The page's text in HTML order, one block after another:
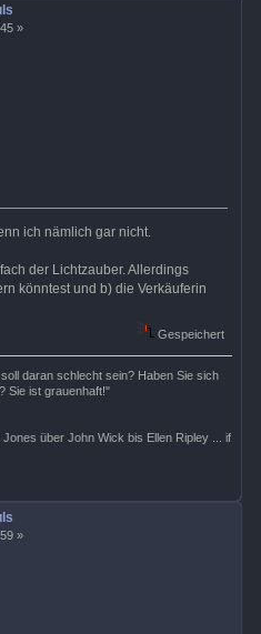
»
ich nämlich gar nicht.
der Lichtzauber. Allerdings
könntest und b) die Verkäuferin
Gespeichert
daran schlecht sein? Haben Sie sich
Sie ist grauenhaft!"
über John Wick bis Ellen Ripley ... if
»